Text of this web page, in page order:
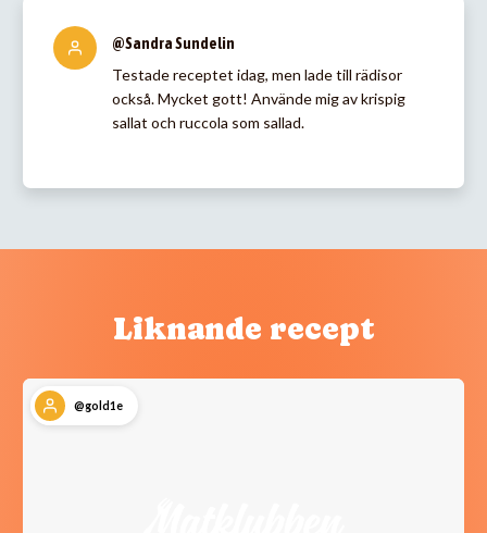
@Sandra Sundelin
Testade receptet idag, men lade till rädisor
också. Mycket gott! Använde mig av krispig
sallat och ruccola som sallad.
Liknande recept
@gold1e